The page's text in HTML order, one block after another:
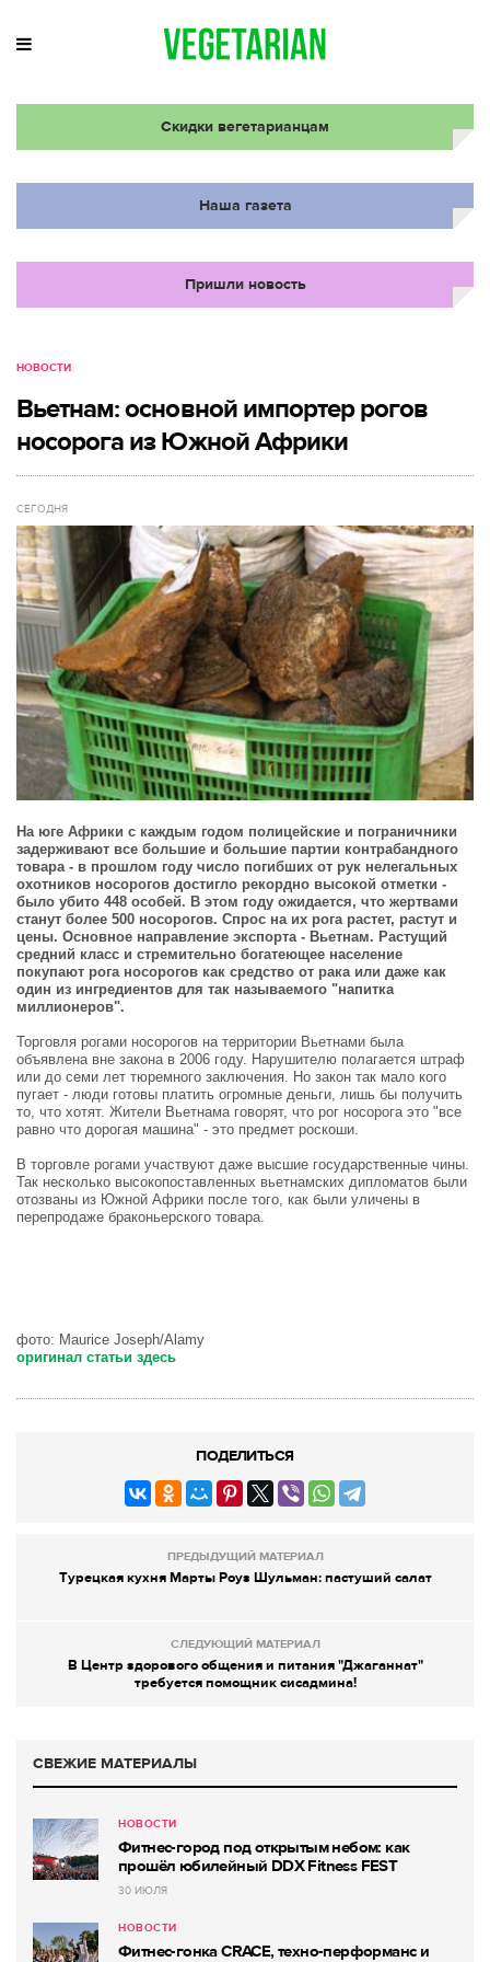
Скидки вегетарианцам
Наша газета
Пришли новость
НОВОСТИ
Вьетнам: основной импортер рогов
носорога из Южной Африки
СЕГОДНЯ
На юге Африки с каждым годом полицейские и пограничники
задерживают все большие и большие партии контрабандного
товара - в прошлом году число погибших от рук нелегальных
охотников носорогов достигло рекордно высокой отметки -
было убито 448 особей. В этом году ожидается, что жертвами
станут более 500 носорогов. Спрос на их рога растет, растут и
цены. Основное направление экспорта - Вьетнам. Растущий
средний класс и стремительно богатеющее население
покупают рога носорогов как средство от рака или даже как
один из ингредиентов для так называемого "напитка
миллионеров".
Торговля рогами носорогов на территории Вьетнами была
объявлена вне закона в 2006 году. Нарушителю полагается штраф
или до семи лет тюремного заключения. Но закон так мало кого
пугает - люди готовы платить огромные деньги, лишь бы получить
то, что хотят. Жители Вьетнама говорят, что рог носорога это "все
равно что дорогая машина" - это предмет роскоши.
В торговле рогами участвуют даже высшие государственные чины.
Так несколько высокопоставленных вьетнамских дипломатов были
отозваны из Южной Африки после того, как были уличены в
перепродаже браконьерского товара.
фото: Maurice Joseph/Alamy
оригинал статьи здесь
ПОДЕЛИТЬСЯ
ПРЕДЫДУЩИЙ МАТЕРИАЛ
Турецкая кухня Марты Роуз Шульман: пастуший салат
СЛЕДУЮЩИЙ МАТЕРИАЛ
В Центр здорового общения и питания "Джаганнат"
требуется помощник сисадмина!
СВЕЖИЕ МАТЕРИАЛЫ
НОВОСТИ
Фитнес-город под открытым небом: как
прошёл юбилейный DDX Fitness FEST
30 ИЮЛЯ
НОВОСТИ
Фитнес-гонка CRACE, техно-перформанс и